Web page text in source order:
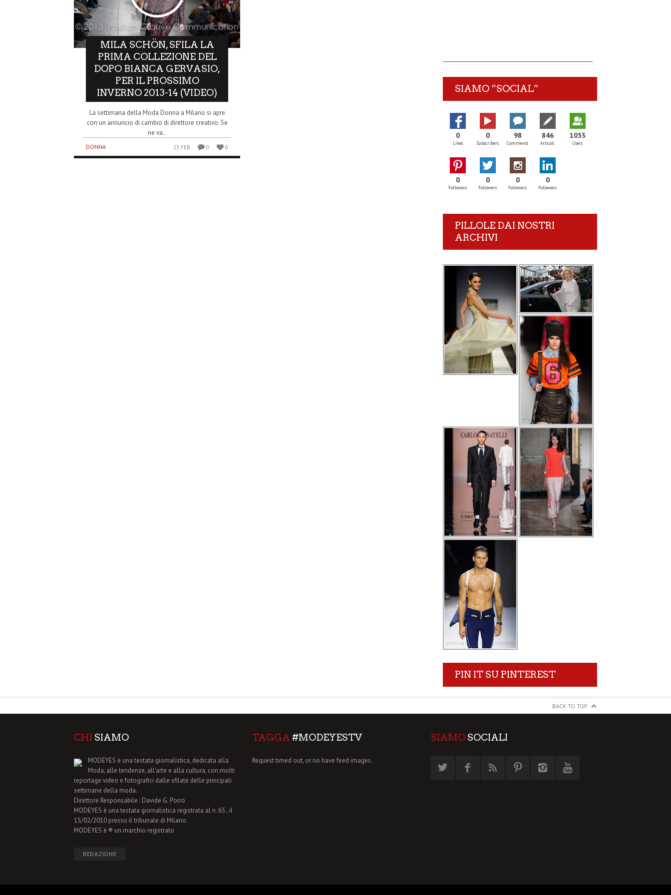
MILA SCHÖN, SFILA LA
PRIMA COLLEZIONE DEL
DOPO BIANCA GERVASIO,
PER IL PROSSIMO
INVERNO 2013-14 (VIDEO)
La settimana della Moda Donna a Milano si apre
con un annuncio di cambio di direttore creativo. Se
ne va..
DONNA 23 FEB 0 0
SIAMO “SOCIAL”
0
Likes
0
Subscribers
98
Comments
846
Articoli
1053
Users
0
Followers
0
Followers
0
Followers
0
Followers
PILLOLE DAI NOSTRI
ARCHIVI
PIN IT SU PINTEREST
BACK TO TOP
CHI SIAMO
MODEYES è una testata giornalistica, dedicata alla
Moda, alle tendenze, all'arte e alla cultura, con molti
reportage video e fotografici dalle sfilate delle principali
settimane della moda.
Direttore Responsabile : Davide G. Porro
MODEYES è una testata giornalistica registrata al n. 65 , il
15/02/2010 presso il tribunale di Milano.
MODEYES è ® un marchio registrato
REDAZIONE
TAGGA #MODEYESTV
Request timed out, or no have feed images.
SIAMOSOCIALI